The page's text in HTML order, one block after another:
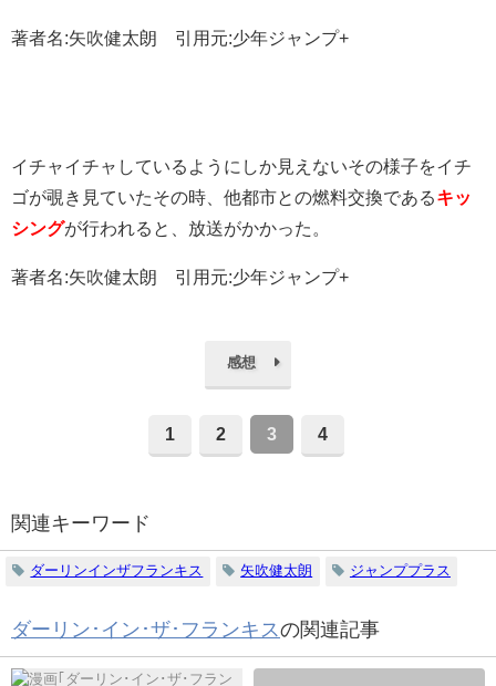
著者名:矢吹健太朗 引用元:少年ジャンプ+
イチャイチャしているようにしか見えないその様子をイチ
ゴが覗き見ていたその時、他都市との燃料交換であるキッ
シングが行われると、放送がかかった。
著者名:矢吹健太朗 引用元:少年ジャンプ+
感想
1 2 3 4
関連キーワード
ダーリンインザフランキス 矢吹健太朗 ジャンププラス
ダーリン･イン･ザ･フランキスの関連記事